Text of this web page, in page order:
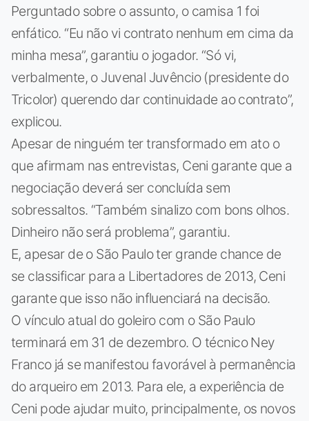
Perguntado sobre o assunto, o camisa 1 foi
enfático. “Eu não vi contrato nenhum em cima da
minha mesa”, garantiu o jogador. “Só vi,
verbalmente, o Juvenal Juvêncio (presidente do
Tricolor) querendo dar continuidade ao contrato”,
explicou.
Apesar de ninguém ter transformado em ato o
que afirmam nas entrevistas, Ceni garante que a
negociação deverá ser concluída sem
sobressaltos. “Também sinalizo com bons olhos.
Dinheiro não será problema”, garantiu.
E, apesar de o São Paulo ter grande chance de
se classificar para a Libertadores de 2013, Ceni
garante que isso não influenciará na decisão.
O vínculo atual do goleiro com o São Paulo
terminará em 31 de dezembro. O técnico Ney
Franco já se manifestou favorável à permanência
do arqueiro em 2013. Para ele, a experiência de
Ceni pode ajudar muito, principalmente, os novos